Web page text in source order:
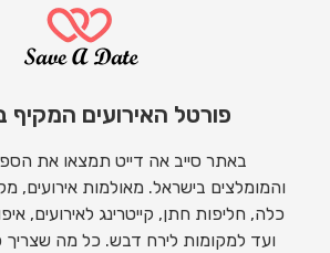
פורטל האירועים המקיף
באתר סייב אה דייט תמצאו את
והמומלצים בישראל. מאולמות אירועים,
כלה, חליפות חתן, קייטרינג לאירועים,
ועד למקומות לירח דבש. כל מה שצריך